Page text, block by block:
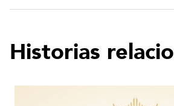
Historias